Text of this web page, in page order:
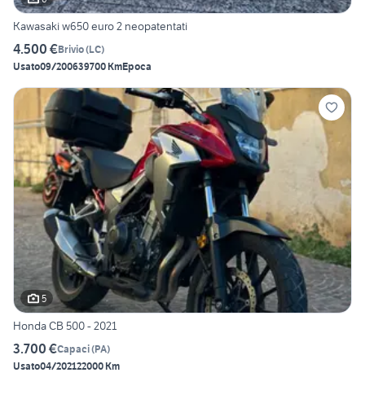
Kawasaki w650 euro 2 neopatentati
4.500 €Brivio(LC)
Usato09/200639700 KmEpoca
5
Honda CB 500 - 2021
3.700 €Capaci(PA)
Usato04/202122000 Km